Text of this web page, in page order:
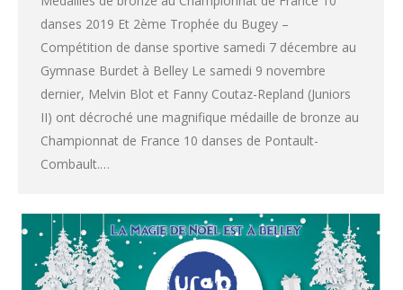
danses 2019 Et 2ème Trophée du Bugey –
Compétition de danse sportive samedi 7 décembre au
Gymnase Burdet à Belley Le samedi 9 novembre
dernier, Melvin Blot et Fanny Coutaz-Repland (Juniors
II) ont décroché une magnifique médaille de bronze au
Championnat de France 10 danses de Pontault-
Combault.…